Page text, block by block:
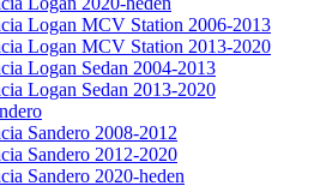
Logan MCV Station 2006-2013
Logan MCV Station 2013-2020
Logan Sedan 2004-2013
Logan Sedan 2013-2020
Sandero 2008-2012
Sandero 2012-2020
Sandero 2020-heden